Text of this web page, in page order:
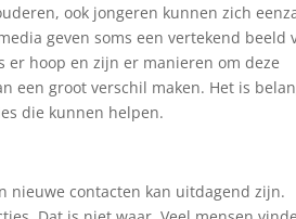
ook jongeren kunnen zich
geven soms een vertekend beeld
er hoop en zijn er manieren om deze
een groot verschil maken. Het is
die kunnen helpen.
nieuwe contacten kan uitdagend zijn.